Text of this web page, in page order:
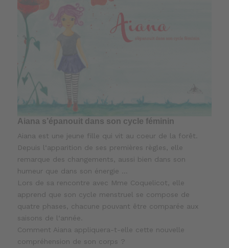
Aiana s’épanouit dans son cycle féminin
Aiana est une jeune fille qui vit au coeur de la forêt.
Depuis l‘apparition de ses premières règles, elle
remarque des changements, aussi bien dans son
humeur que dans son énergie …
Lors de sa rencontre avec Mme Coquelicot, elle
apprend que son cycle menstruel se compose de
quatre phases, chacune pouvant être comparée aux
saisons de l‘année.
Comment Aiana appliquera-t-elle cette nouvelle
compréhension de son corps ?